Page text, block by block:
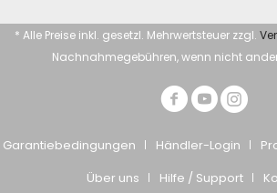
* Alle Preise inkl. gesetzl. Mehrwertsteuer zzgl.
Nachnahmegebühren, wenn nicht
Garantiebedingungen Händler-Login
Über uns
Hilfe / Support